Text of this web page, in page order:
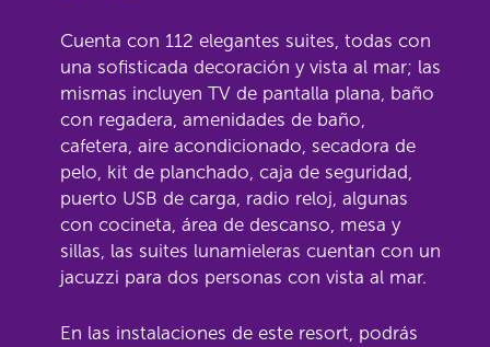
Cuenta con 112 elegantes suites, todas con
una sofisticada decoración y vista al mar; las
mismas incluyen TV de pantalla plana, baño
con regadera, amenidades de baño,
cafetera, aire acondicionado, secadora de
pelo, kit de planchado, caja de seguridad,
puerto USB de carga, radio reloj, algunas
con cocineta, área de descanso, mesa y
sillas, las suites lunamieleras cuentan con un
jacuzzi para dos personas con vista al mar.
En las instalaciones de este resort, podrás